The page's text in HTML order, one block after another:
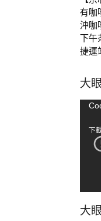
有咖
沖咖
下午
捷運
大
視
下
大